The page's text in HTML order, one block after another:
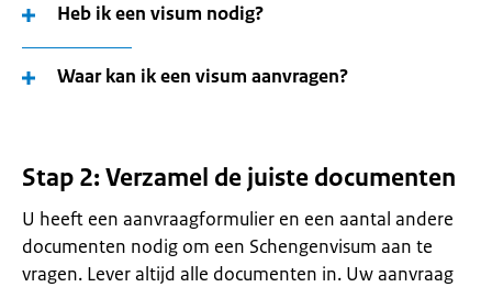
Heb ik een visum nodig?
Waar kan ik een visum aanvragen?
Stap 2: Verzamel de juiste documenten
U heeft een aanvraagformulier en een aantal andere
documenten nodig om een Schengenvisum aan te
vragen. Lever altijd alle documenten in. Uw aanvraag